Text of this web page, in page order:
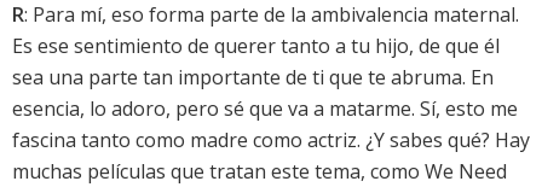
R: Para mí, eso forma parte de la ambivalencia maternal.
Es ese sentimiento de querer tanto a tu hijo, de que él
sea una parte tan importante de ti que te abruma. En
esencia, lo adoro, pero sé que va a matarme. Sí, esto me
fascina tanto como madre como actriz. ¿Y sabes qué? Hay
muchas películas que tratan este tema, como We Need